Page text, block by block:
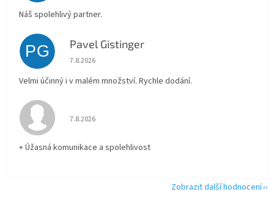
Náš spolehlivý partner.
PG Pavel Gistinger
Hodnocení obchodu je 5 z 5 hvězdiček.
7.8.2026
Velmi účinný i v malém množství. Rychle dodání.
Hodnocení obchodu je 5 z 5 hvězdiček.
7.8.2026
+ Úžasná komunikace a spolehlivost
Zobrazit další hodnocení